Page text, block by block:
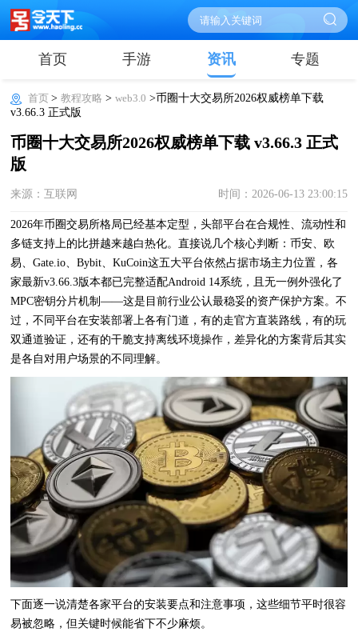
首页 手游 资讯 专题
首页>教程攻略 >web3.0 >币圈十大交易所2026权威榜单下载
v3.66.3 正式版
币圈十大交易所2026权威榜单下载 v3.66.3 正式
版
来源：互联网 时间：2026-06-13 23:00:15
2026年币圈交易所格局已经基本定型，头部平台在合规性、流动性和
多链支持上的比拼越来越白热化。直接说几个核心判断：币安、欧
易、Gate.io、Bybit、KuCoin这五大平台依然占据市场主力位置，各
家最新v3.66.3版本都已完整适配Android 14系统，且无一例外强化了
MPC密钥分片机制——这是目前行业公认最稳妥的资产保护方案。不
过，不同平台在安装部署上各有门道，有的走官方直装路线，有的玩
双通道验证，还有的干脆支持离线环境操作，差异化的方案背后其实
是各自对用户场景的不同理解。
下面逐一说清楚各家平台的安装要点和注意事项，这些细节平时很容
易被忽略，但关键时候能省下不少麻烦。